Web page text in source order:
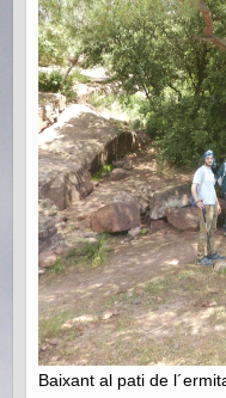
Baixant al pati de